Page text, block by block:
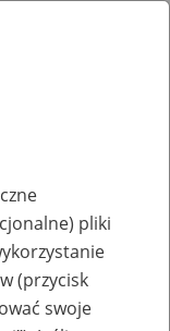
pliki
(przycisk
swoje